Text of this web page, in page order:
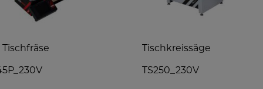
Tischfräse Tischkreissäge
TS250_230V